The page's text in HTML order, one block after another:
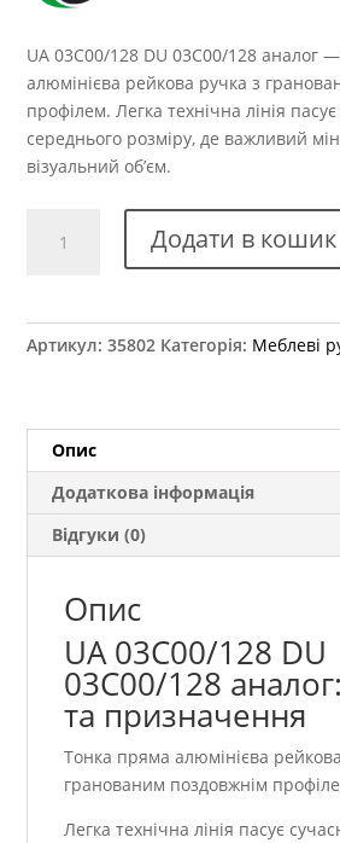
UA 03С00/128 DU 03С00/128 аналог
алюмінієва рейкова ручка з
профілем. Легка технічна лінія
середнього розміру, де важливий
візуальний об’єм.
меблева
03С00/128
Додати в кошик
Артикул:35802 Категорія: Меблеві
Опис
Додаткова інформація
Відгуки (0)
Опис
UA 03С00/128 DU
03С00/128
та призначення
Тонка пряма алюмінієва
гранованим поздовжнім
Легка технічна лінія пасує